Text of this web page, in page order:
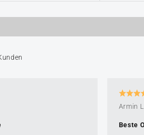
Mentor Backpack
Armin
Beste